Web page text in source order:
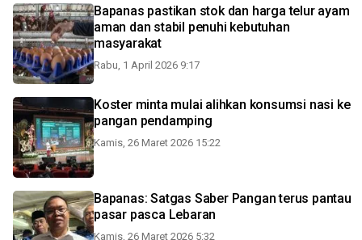
Bapanas pastikan stok dan harga telur ayam
aman dan stabil penuhi kebutuhan
masyarakat
Rabu, 1 April 2026 9:17
Koster minta mulai alihkan konsumsi nasi ke
pangan pendamping
Kamis, 26 Maret 2026 15:22
Bapanas: Satgas Saber Pangan terus pantau
pasar pasca Lebaran
Kamis, 26 Maret 2026 5:32